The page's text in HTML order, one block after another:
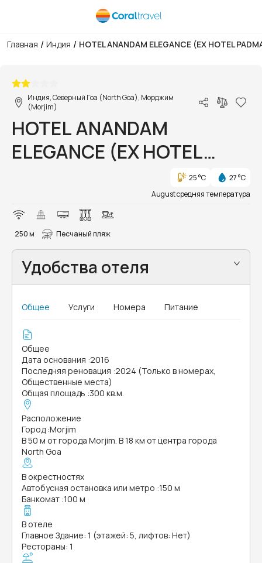
Главная / Индия / HOTEL ANANDAM ELEGANCE (EX HOTEL
Индия, Северный Гоа (North Goa), Морджим
(Morjim)
HOTEL ANANDAM
ELEGANCE (EX HOTEL
25 °C
27 °C
August средняя температура
250 м Песчаный пляж
Удобства отеля
Общее Услуги Номера Питание
Общее
Дата основания :2016
Последняя реновация :2024 (Только в номерах,
Общественные места)
Общая площадь :300 кв.м.
Расположение
Город :Morjim
В 50 м от города Morjim. В 18 км от центра города
North Goa
В окрестностях
Автобусная остановка или метро :150 м
Банкомат :100 м
В отеле
Главное Здание: 1 (этажей: 5, лифтов: Нет)
Рестораны: 1